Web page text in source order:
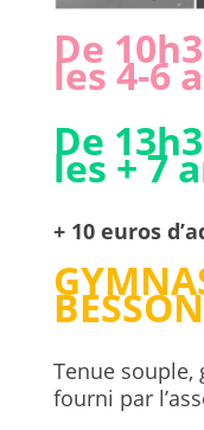
De
les 4-6
De
les + 7
+ 10 euros
Tenue souple,
fourni par